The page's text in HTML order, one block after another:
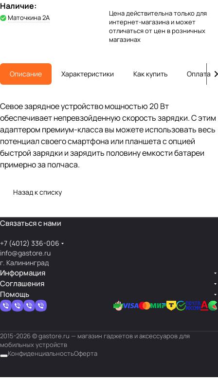
Наличие:
Маточкина 2А
Цена действительна только для
интернет-магазина и может
отличаться от цен в розничных
магазинах
Описание Характеристики Как купить Оплата
Севое зарядное устройство мощностью 20 Вт
обеспечивает непревзойденную скорость зарядки. С этим
адаптером премиум-класса вы можете использовать весь
потенциал своего смартфона или планшета с опцией
быстрой зарядки и зарядить половину емкости батареи
примерно за полчаса.
Назад к списку
Связаться с нами
+7 (4012) 336-006
info@gastore.ru
г. Калининград
Информация
Соглашения
Помощь
2015-2026 © gastore.ru — магазин гаджетов и аксессуаров для
мобильных устройств
КонфиденциальностьОферта